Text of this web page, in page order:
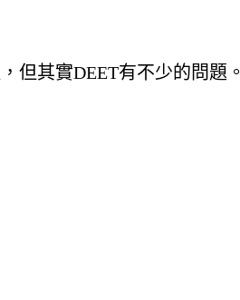
但其實DEET有不少的問題。